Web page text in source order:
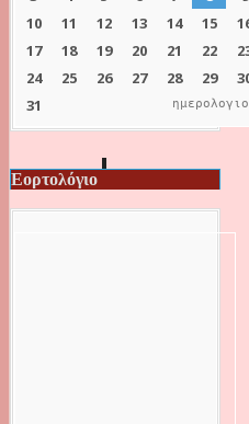
ημερολογιο
Εορτολόγιο